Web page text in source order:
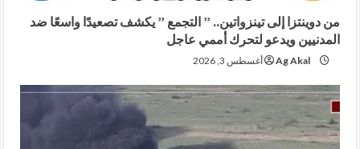
من دوينتزا إلى تينزواتين.. ” التجمع ” يكشف تصعيدًا واسعًا ضد
المدنيين ويدعو لتحرك أممي عاجل
Ag Akal أغسطس 3, 2026